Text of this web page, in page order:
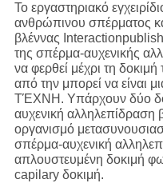
Το εργαστηριακό
ανθρώπινου σπέρματος
βλέννας
της σπέρμα-αυχενικής
να φερθεί μέχρι τη
από την μπορεί να είναι
ΤΈΧΝΗ. Υπάρχουν δύο
αυχενική αλληλεπίδραση
οργανισμό
σπέρμα-αυχενική
απλουστευμένη δοκιμή
capilary δοκιμή.